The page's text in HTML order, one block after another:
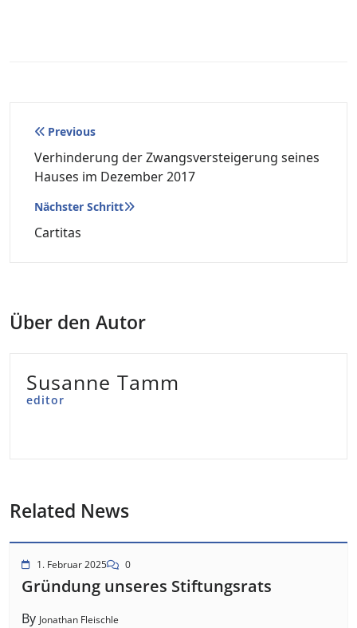
Beitragsnavigation
Previous
Verhinderung der Zwangsversteigerung seines
Hauses im Dezember 2017
Nächster Schritt
Cartitas
Über den Autor
Susanne Tamm
editor
Related News
1. Februar 2025 0
Gründung unseres Stiftungsrats
By Jonathan Fleischle